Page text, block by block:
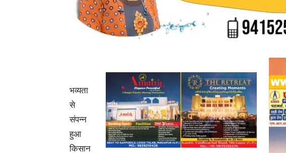
भव्यता
से
संपन्न
हुआ
किसान